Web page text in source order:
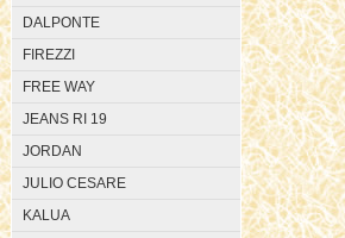
DALPONTE
FIREZZI
FREE WAY
JEANS RI 19
JORDAN
JULIO CESARE
KALUA